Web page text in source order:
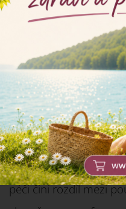
několika týdnů.
Je dobré mít na
přímým odrazem
postiženou oblast.
nemusí být vždy
kyselinu
úspěšnému vyhlazení.
péči činí rozdíl mezi